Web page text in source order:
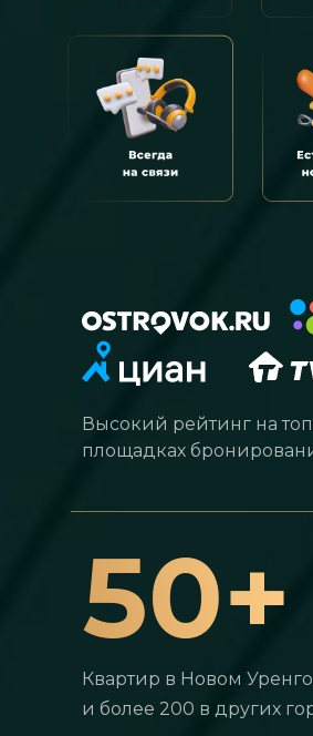
Квартир в Новом
и более 200 в других
50+
Высокий рейтинг на
площадках